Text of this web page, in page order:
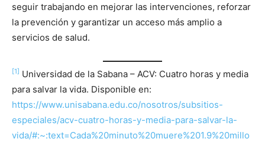
seguir trabajando en mejorar las intervenciones, reforzar
la prevención y garantizar un acceso más amplio a
servicios de salud.
[1] Universidad de la Sabana – ACV: Cuatro horas y media
para salvar la vida. Disponible en:
https://www.unisabana.edu.co/nosotros/subsitios-
especiales/acv-cuatro-horas-y-media-para-salvar-la-
vida/#:~:text=Cada%20minuto%20muere%201.9%20millo